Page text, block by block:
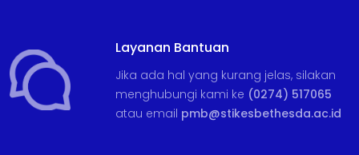
Layanan Bantuan
Jika ada hal yang kurang jelas, silakan
menghubungi kami ke (0274) 517065
atau email pmb@stikesbethesda.ac.id